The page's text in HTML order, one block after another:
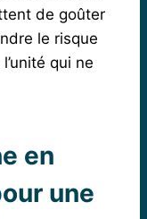
de goûter
le risque
qui ne
en
une